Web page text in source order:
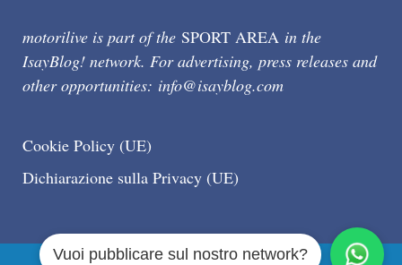
motorilive is part of the SPORT AREA in the
IsayBlog! network. For advertising, press releases and
other opportunities: info@isayblog.com
Cookie Policy (UE)
Dichiarazione sulla Privacy (UE)
Vuoi pubblicare sul nostro network?